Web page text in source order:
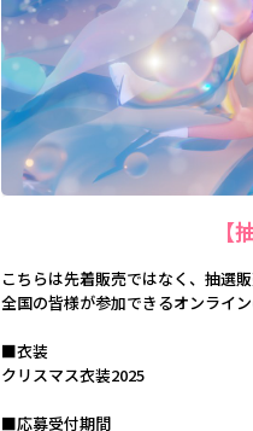
こちらは先着販売ではなく、抽選販
全国の皆様が参加できるオンライ
■衣装
クリスマス衣装2025
■応募受付期間